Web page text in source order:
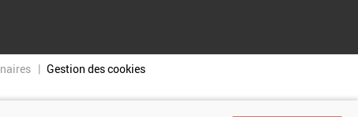
Gestion des cookies